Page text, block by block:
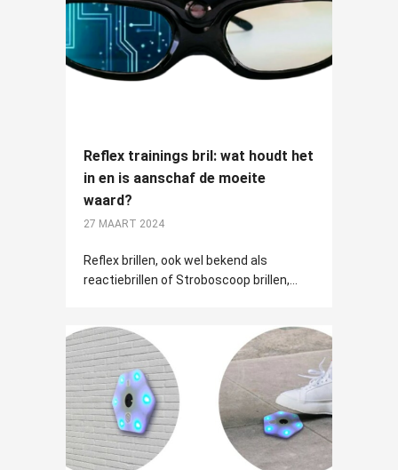
Reflex trainings bril: wat houdt het
in en is aanschaf de moeite
waard?
27 MAART 2024
Reflex brillen, ook wel bekend als
reactiebrillen of Stroboscoop brillen,...